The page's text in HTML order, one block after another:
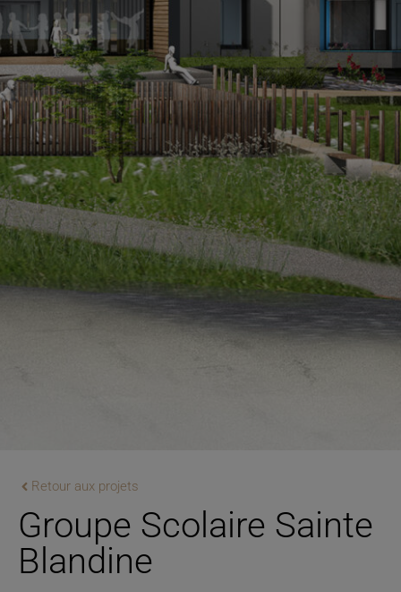
Retour aux projets
Groupe Scolaire Sainte
Blandine